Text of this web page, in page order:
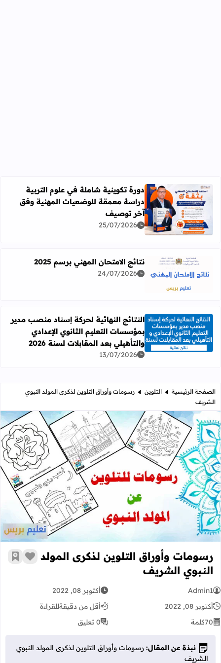
اقرأ المزيد عن دورة تكوينية شاملة في علوم التربية
دورة تكوينية شاملة في علوم التربية
دراسة معمقة للوضعيات المهنية وفق
آخر توصيف
25/07/2026
اقرأ المزيد عن نتائج الامتحان المهني برسم 2025
نتائج الامتحان المهني برسم 2025
24/07/2026
اقرأ المزيد عن النتائج النهائية لحركة إسناد منصب مدير
النتائج النهائية لحركة إسناد منصب مدير
بمؤسسات التعليم الثانوي الإعدادي
والتأهيلي بعد المقابلات لسنة 2026
13/07/2026
الصفحة الرئيسية التلوين
رسومات وأوراق التلوين لذكرى المولد النبوي
الشريف
رسومات وأوراق التلوين لذكرى
رسومات وأوراق التلوين لذكرى المولد
النبوي الشريف
زر أضف
Admin1
أكتوبر 08, 2022
أكتوبر 08, 2022
أقل من دقيقةللقراءة
70كلمة 0 تعليق
نبذة عن المقال: رسومات وأوراق التلوين لذكرى المولد النبوي
الشريف